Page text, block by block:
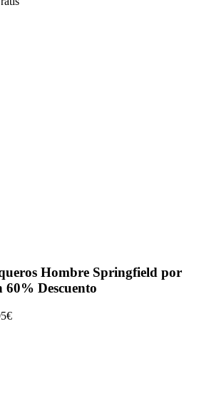
Hombre Springfield por
Descuento